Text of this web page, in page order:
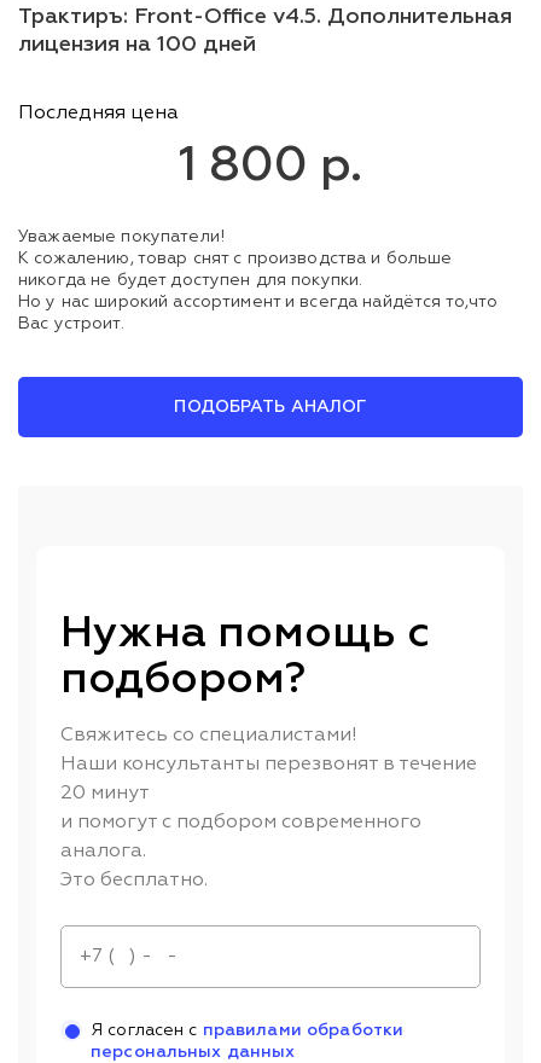
Трактиръ: Front-Office v4.5. Дополнительная
лицензия на 100 дней
Последняя цена
1 800 р.
Уважаемые покупатели!
К сожалению, товар снят с производства и больше
никогда не будет доступен для покупки.
Но у нас широкий ассортимент и всегда найдётся то,что
Вас устроит.
ПОДОБРАТЬ АНАЛОГ
Нужна помощь с
подбором?
Свяжитесь со специалистами!
Наши консультанты перезвонят в течение
20 минут
и помогут с подбором современного
аналога.
Это бесплатно.
Я согласен с правилами обработки
персональных данных